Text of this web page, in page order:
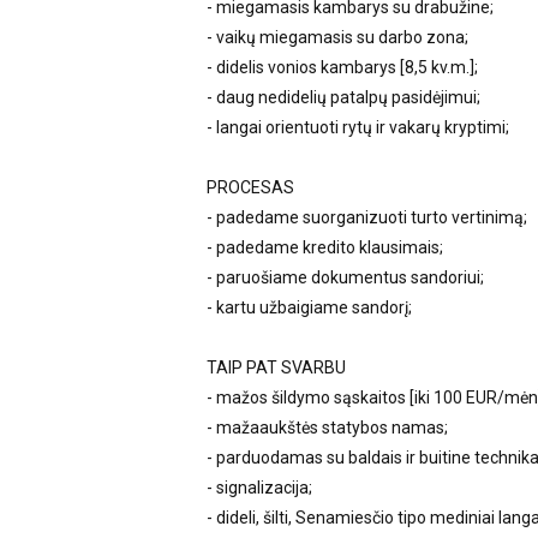
- miegamasis kambarys su drabužine;
- vaikų miegamasis su darbo zona;
- didelis vonios kambarys [8,5 kv.m.];
- daug nedidelių patalpų pasidėjimui;
- langai orientuoti rytų ir vakarų kryptimi;
PROCESAS
- padedame suorganizuoti turto vertinimą;
- padedame kredito klausimais;
- paruošiame dokumentus sandoriui;
- kartu užbaigiame sandorį;
TAIP PAT SVARBU
- mažos šildymo sąskaitos [iki 100 EUR/
- mažaaukštės statybos namas;
- parduodamas su baldais ir buitine
- signalizacija;
- dideli, šilti, Senamiesčio tipo mediniai